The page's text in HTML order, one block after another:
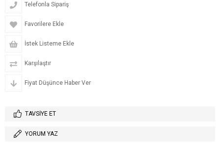
Telefonla Sipariş
Favorilere Ekle
İstek Listeme Ekle
Karşılaştır
Fiyat Düşünce Haber Ver
TAVSIYE ET
YORUM YAZ